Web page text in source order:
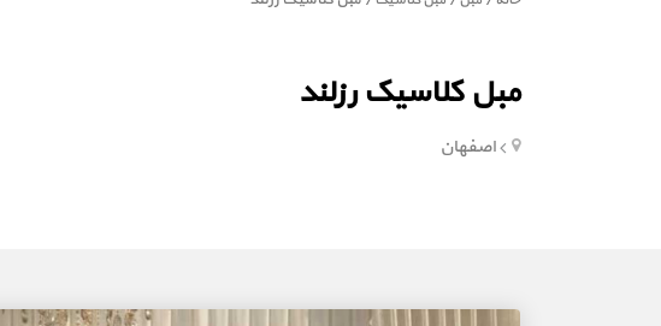
مبل کلاسیک رزلند
اصفهان